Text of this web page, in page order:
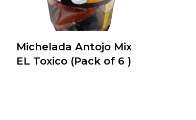
Michelada Antojo Mix
EL Toxico (Pack of 6 )